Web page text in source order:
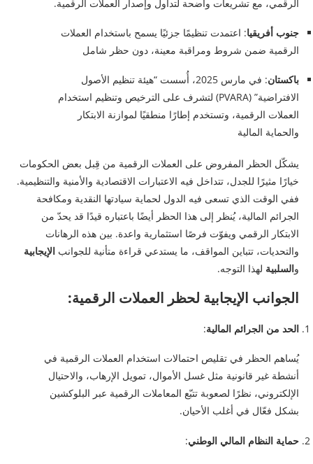
الرقمي، مع تشريعات واضحة لتداول وإصدار العملات الرقمية.
جنوب أفريقيا: اعتمدت تنظيمًا جزئيًا يسمح باستخدام العملات
الرقمية ضمن شروط ومراقبة معينة، دون حظر شامل
باكستان
: في مارس 2025، أُسست “هيئة تنظيم الأصول
الافتراضية” (PVARA) لتشرف على الترخيص وتنظيم استخدام
العملات الرقمية، وتستخدم إطارًا منطقيًا لموازنة الابتكار
والحماية المالية
يشكّل الحظر المفروض على العملات الرقمية من قِبل بعض الحكومات
خيارًا مثيرًا للجدل، تتداخل فيه الاعتبارات الاقتصادية والأمنية والتنظيمية.
ففي الوقت الذي تسعى فيه الدول لحماية سيادتها النقدية ومكافحة
الجرائم المالية، يُنظر إلى هذا الحظر أيضًا باعتباره قيدًا قد يحدّ من
الابتكار الرقمي ويفوّت فرصًا استثمارية واعدة. بين هذه الرهانات
والتحديات، تتباين المواقف، ما يستدعي قراءة متأنية للجوانب الإيجابية
والسلبية لهذا التوجه.
الجوانب الإيجابية لحظر العملات الرقمية:
الحد من الجرائم المالية:
يُساهم الحظر في تقليص احتمالات استخدام العملات الرقمية في
أنشطة غير قانونية مثل غسل الأموال، تمويل الإرهاب، والاحتيال
الإلكتروني، نظرًا لصعوبة تتبّع المعاملات الرقمية عبر البلوكشين
بشكل فعّال في أغلب الأحيان.
حماية النظام المالي الوطني: